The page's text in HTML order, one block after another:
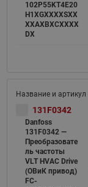
102P55KT4E20
H1XGXXXXSXX
XXAXBXCXXXX
DX
131F0342
Danfoss
131F0342 —
Преобразовате
ль частоты
VLT HVAC Drive
(ОВиК привод)
FC-